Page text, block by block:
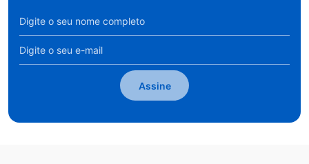
Assine